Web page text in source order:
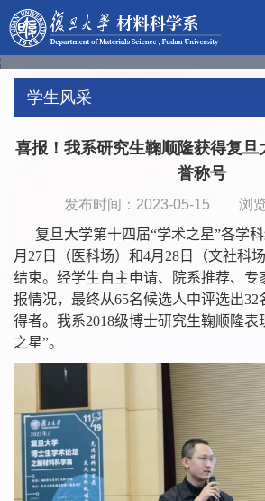
学生风采
喜报！我系研究生鞠顺隆获得复旦
誉称号
发布时间：2023-05-15 浏览
复旦大学第十四届“学术之星”各学
月 27 日（医科场）和4月 28 日（文社科
结束。经学生自主申请、院系推荐、专
报情况，最终从65名候选人中评选出32
得者。我系2018级博士研究生鞠顺隆表
之星”。